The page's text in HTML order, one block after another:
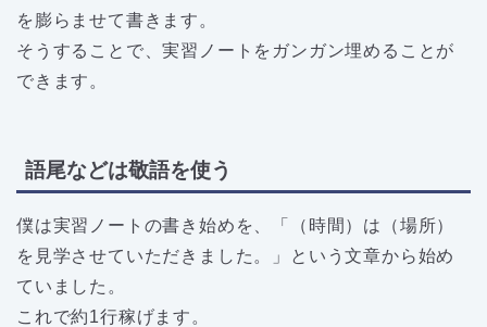
を膨らませて書きます。
そうすることで、実習ノートをガンガン埋めることが
できます。
語尾などは敬語を使う
僕は実習ノートの書き始めを、「（時間）は（場所）
を見学させていただきました。」という文章から始め
ていました。
これで約1行稼げます。